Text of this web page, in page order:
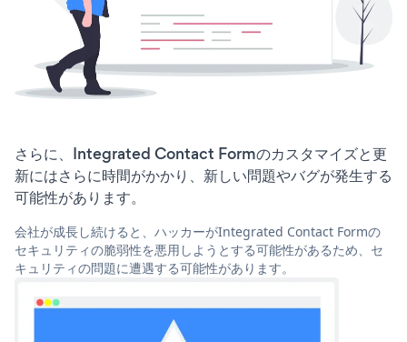
さらに、Integrated Contact Formのカスタマイズと更
新にはさらに時間がかかり、新しい問題やバグが発生する
可能性があります。
会社が成長し続けると、ハッカーがIntegrated Contact Formの
セキュリティの脆弱性を悪用しようとする可能性があるため、セ
キュリティの問題に遭遇する可能性があります。